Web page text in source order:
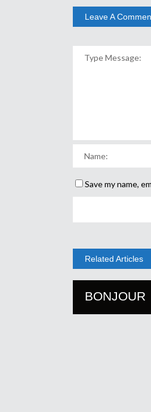
Leave A
Save my name,
Related Articles
BONJOUR